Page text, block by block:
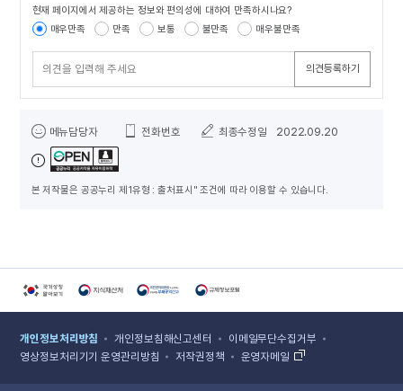
콘텐츠 만족도 조사
현재 페이지에서 제공하는 정보와 편의성에 대하여 만족하시나요?
매우만족
만족 보통 불만족 매우불만족
의견등록하기
메뉴담당자 전화번호 최종수정일 2022.09.20
본 저작물은 공공누리 제1유형 : 출처표시" 조건에 따라 이용할 수 있습니다.
개인정보처리방침 개인정보침해신고센터
이메일무단수집거부
영상정보처리기기 운영관리방침
저작권정책 운영자메일